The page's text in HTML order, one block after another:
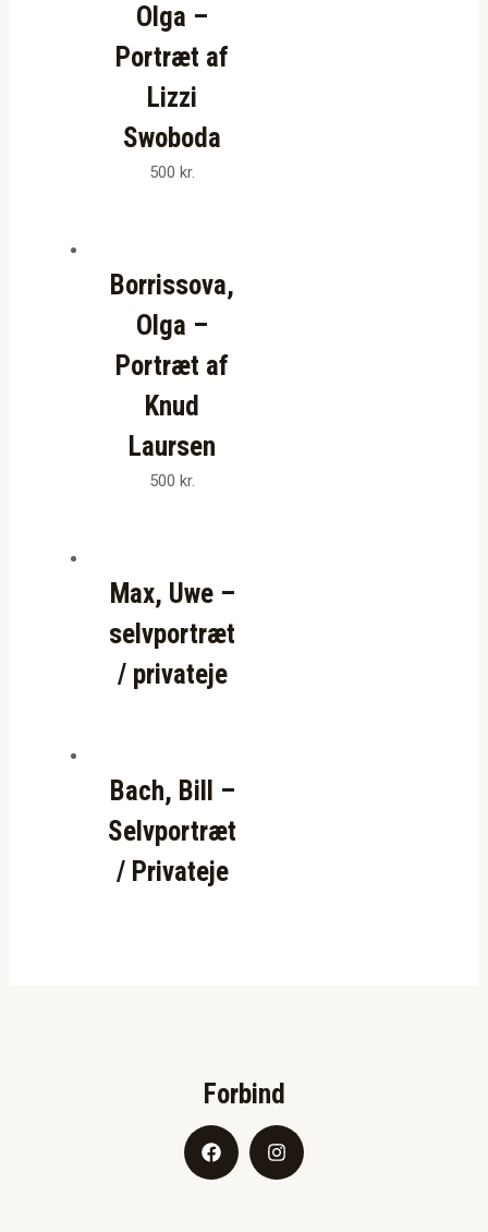
Olga –
Portræt af
Lizzi
Swoboda
500kr.
Borrissova,
Olga –
Portræt af
Knud
Laursen
500kr.
Max, Uwe –
selvportræt
/ privateje
Bach, Bill –
Selvportræt
/ Privateje
Forbind